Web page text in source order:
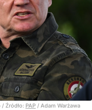
/ Źródło: PAP / Adam Warżawa